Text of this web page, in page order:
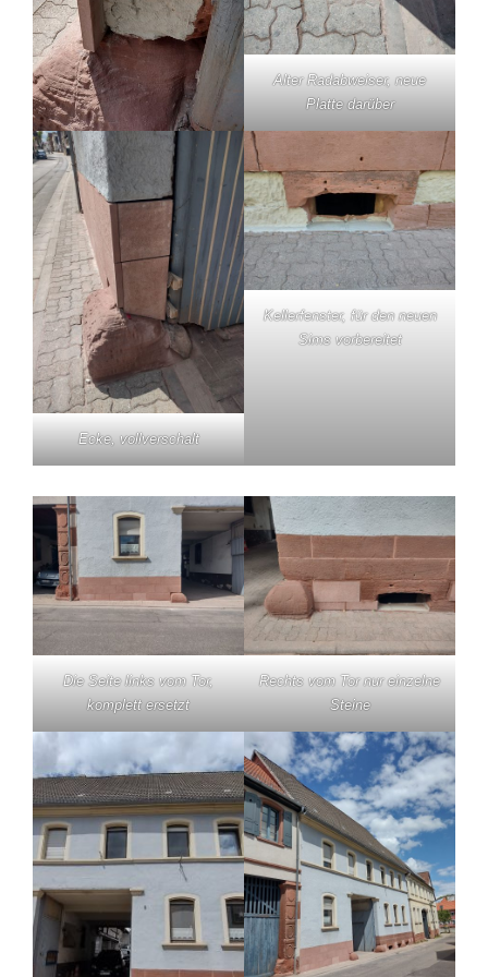
Alter Radabweiser, neue
Platte darüber
Ecke, vollverschalt
Kellerfenster, für den neuen
Sims vorbereitet
Die Seite links vom Tor,
komplett ersetzt
Rechts vom Tor nur einzelne
Steine